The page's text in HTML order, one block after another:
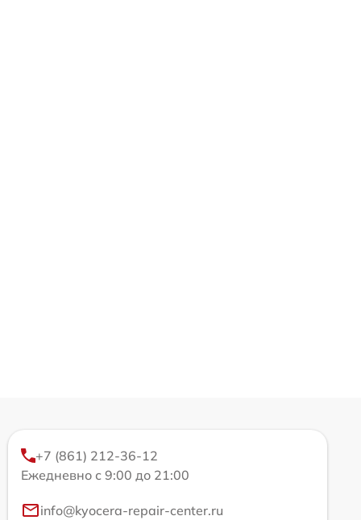
+7 (861) 212-36-12
Ежедневно с 9:00 до 21:00
info@kyocera-repair-center.ru